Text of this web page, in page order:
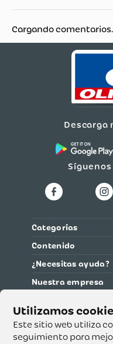
Este sitio web utiliza
seguimiento para
Cargando
Descarga
Categorías
Contenido
¿Necesitas ayuda?
Nuestra empresa